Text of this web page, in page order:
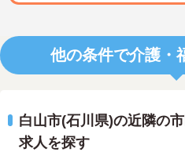
他の条件で介護・
白山市(石川県)の近隣の
求人を探す